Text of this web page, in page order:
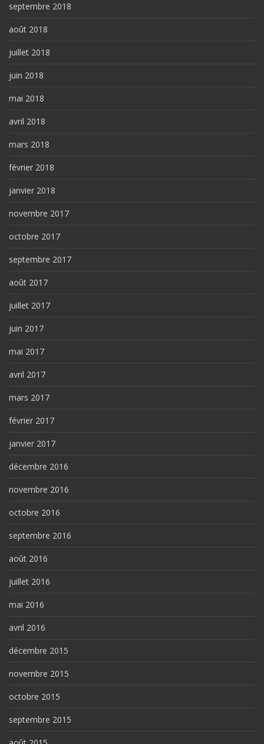
septembre 2018
août 2018
juillet 2018
juin 2018
mai 2018
avril 2018
mars 2018
février 2018
janvier 2018
novembre 2017
octobre 2017
septembre 2017
août 2017
juillet 2017
juin 2017
mai 2017
avril 2017
mars 2017
février 2017
janvier 2017
décembre 2016
novembre 2016
octobre 2016
septembre 2016
août 2016
juillet 2016
mai 2016
avril 2016
décembre 2015
novembre 2015
octobre 2015
septembre 2015